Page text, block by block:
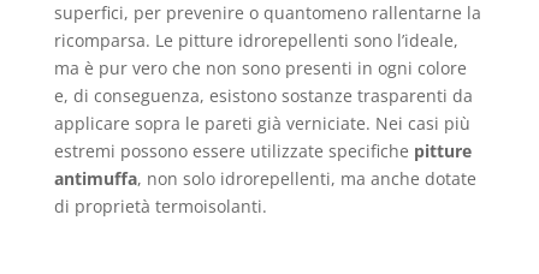
superfici, per prevenire o quantomeno rallentarne la
ricomparsa. Le pitture idrorepellenti sono l’ideale,
ma è pur vero che non sono presenti in ogni colore
e, di conseguenza, esistono sostanze trasparenti da
applicare sopra le pareti già verniciate. Nei casi più
estremi possono essere utilizzate specifiche pitture
antimuffa, non solo idrorepellenti, ma anche dotate
di proprietà termoisolanti.